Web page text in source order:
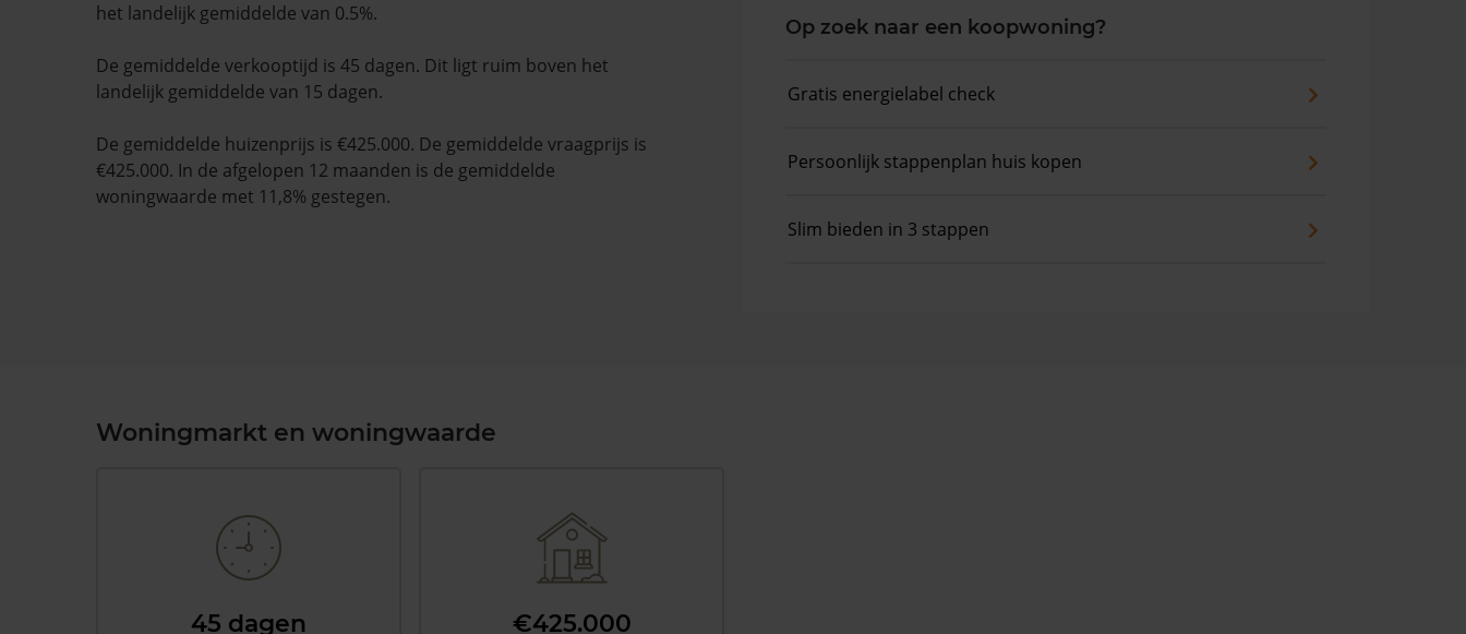
het landelijk gemiddelde van 0.5%.
De gemiddelde verkooptijd is 45 dagen. Dit ligt ruim boven het
landelijk gemiddelde van 15 dagen.
De gemiddelde huizenprijs is €425.000. De gemiddelde vraagprijs is
€425.000. In de afgelopen 12 maanden is de gemiddelde
woningwaarde met 11,8% gestegen.
Op zoek naar een koopwoning?
Gratis energielabel check
Persoonlijk stappenplan huis kopen
Slim bieden in 3 stappen
Woningmarkt en woningwaarde
45 dagen €425.000